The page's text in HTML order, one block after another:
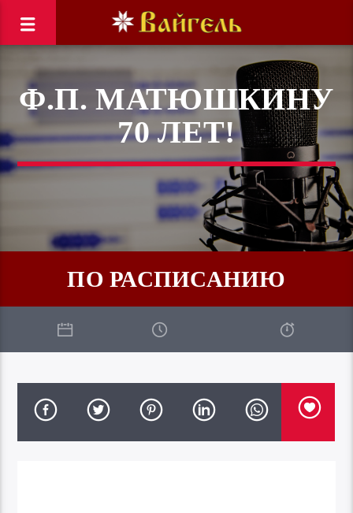
Ф.П. МАТЮШКИНУ
70 ЛЕТ!
ПО РАСПИСАНИЮ